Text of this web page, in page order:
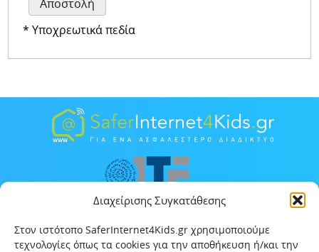
Διαχείρισης Συγκατάθεσης
Στον ιστότοπο SaferInternet4Kids.gr χρησιμοποιούμε
τεχνολογίες όπως τα cookies για την αποθήκευση ή/και την
* Υποχρεωτικά πεδία